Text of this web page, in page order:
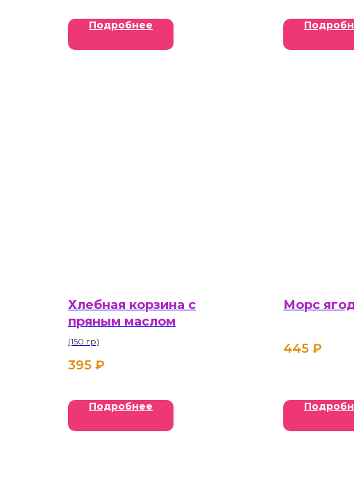
Подробнее
Хлебная корзина с
пряным маслом
(150 гр)
395 ₽
Подробнее
Морс
445 ₽